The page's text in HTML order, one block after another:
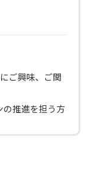
ご興味、ご関
の推進を担う方